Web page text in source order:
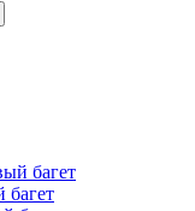
багет
багет